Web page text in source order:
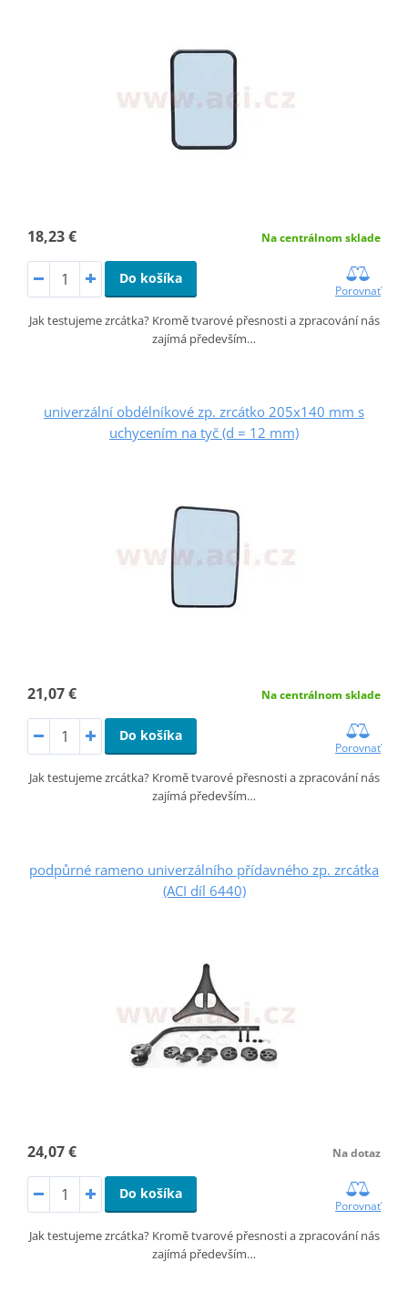
18,23 € Na centrálnom sklade
Do košíka
Porovnať
Jak testujeme zrcátka? Kromě tvarové přesnosti a zpracování nás
zajímá především…
univerzální obdélníkové zp. zrcátko 205x140 mm s
uchycením na tyč (d = 12 mm)
21,07 € Na centrálnom sklade
Do košíka
Porovnať
Jak testujeme zrcátka? Kromě tvarové přesnosti a zpracování nás
zajímá především…
podpůrné rameno univerzálního přídavného zp. zrcátka
(ACI díl 6440)
24,07 € Na dotaz
Do košíka
Porovnať
Jak testujeme zrcátka? Kromě tvarové přesnosti a zpracování nás
zajímá především…